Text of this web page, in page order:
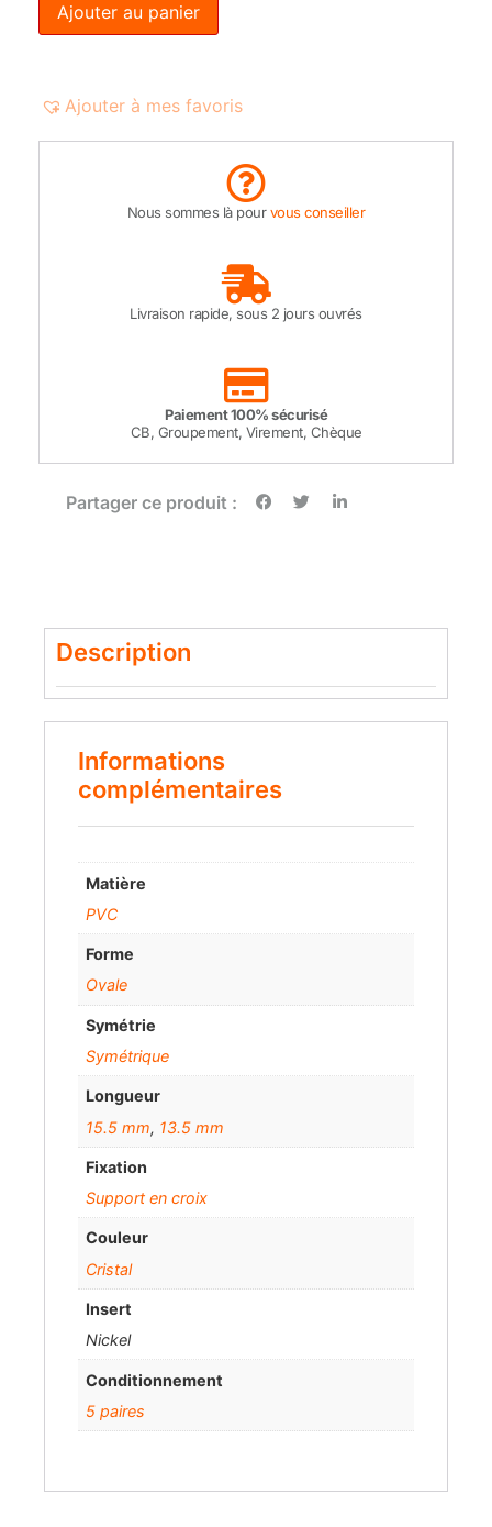
Ajouter au panier
Ajouter à mes favoris
Nous sommes là pourvous conseiller
Livraison rapide, sous 2 jours ouvrés
Paiement 100% sécurisé
CB, Groupement, Virement, Chèque
Partager ce produit :
Description
Informations
complémentaires
Matière
PVC
Forme
Ovale
Symétrie
Symétrique
Longueur
15.5 mm, 13.5 mm
Fixation
Support en croix
Couleur
Cristal
Insert
Nickel
Conditionnement
5 paires